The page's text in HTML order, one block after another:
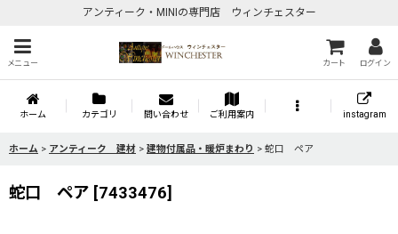
アンティーク・MINIの専門店 ウィンチェスター
メニュー カート ログイン
ホーム カテゴリ 問い合わせ ご利用案内 instagram
ホーム > アンティーク 建材 > 建物付属品・暖炉まわり > 蛇口 ペア
蛇口 ペア [7433476]